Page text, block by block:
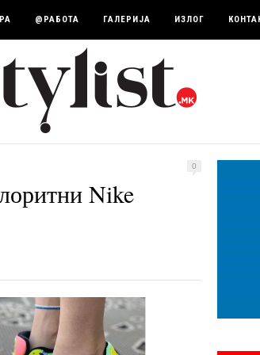
@РАБОТА ГАЛЕРИЈА ИЗЛОГ
0
Nike